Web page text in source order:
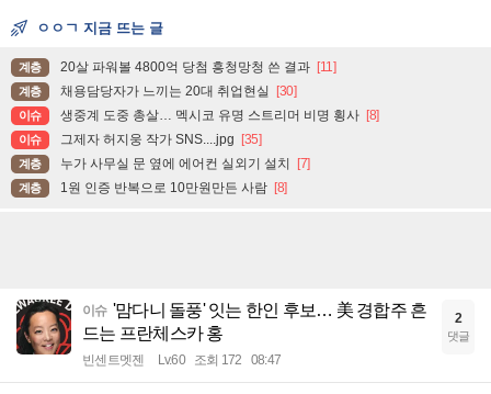
ㅇㅇㄱ 지금 뜨는 글
계층 20살 파워볼 4800억 당첨 흥청망청 쓴 결과 [11]
계층 채용담당자가 느끼는 20대 취업현실 [30]
이슈 생중계 도중 총살… 멕시코 유명 스트리머 비명 횡사 [8]
이슈 그제자 허지웅 작가 SNS....jpg [35]
계층 누가 사무실 문 옆에 에어컨 실외기 설치 [7]
계층 1원 인증 반복으로 10만원만든 사람 [8]
이슈 '맘다니 돌풍' 잇는 한인 후보… 美 경합주 흔
드는 프란체스카 홍
빈센트멧젠 Lv.60 조회 172 08:47
2
댓글